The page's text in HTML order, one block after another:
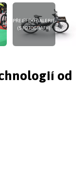
PŘEJÍT DO GALERIE
(5 FOTOGRAFIÍ)
od